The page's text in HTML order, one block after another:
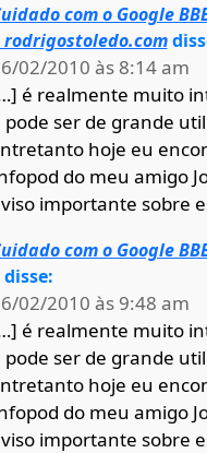
com o Google
02/2010 às 8:14 am
é realmente muito
pode ser de grande
hoje eu
do meu amigo
importante sobre
com o Google
disse:
02/2010 às 9:48 am
é realmente muito
pode ser de grande
hoje eu
do meu amigo
importante sobre